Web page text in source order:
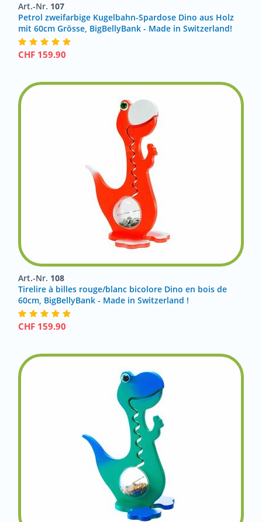
Art.-Nr. 107
Petrol zweifarbige Kugelbahn-Spardose Dino aus Holz
mit 60cm Grösse, BigBellyBank - Made in Switzerland!
CHF 159.90
Art.-Nr. 108
Tirelire à billes rouge/blanc bicolore Dino en bois de
60cm, BigBellyBank - Made in Switzerland !
CHF 159.90